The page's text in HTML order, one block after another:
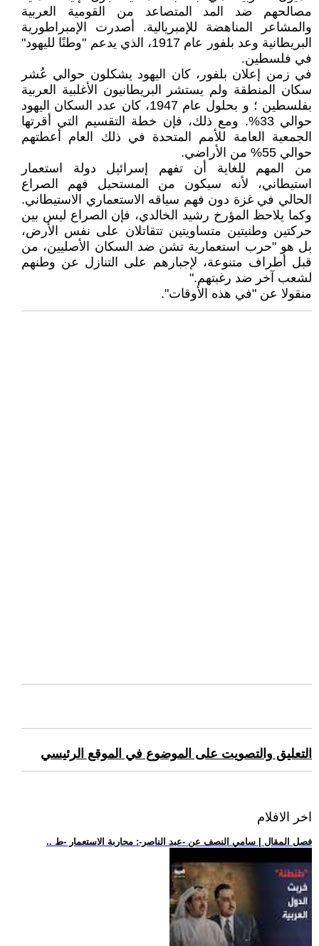
مصالحهم ضد المد المتصاعد من القومية العربية
والمشاعر المناهضة للإمبريالية. أصدرت الإمبراطورية
البريطانية وعد بلفور عام 1917، الذي يدعم "وطنًا لليهود"
في فلسطين.
في زمن إعلان بلفور، كان اليهود يشكلون حوالي عُشر
سكان المنطقة ولم يستشر البريطانيون الأغلبية العربية
بفلسطين ؛ و بحلول عام 1947، كان عدد السكان اليهود
حوالي 33%. ومع ذلك، فإن خطة التقسيم التي أقرتها
الجمعية العامة للأمم المتحدة في ذلك العام أعطتهم
حوالي 55% من الأراضي.
من المهم للغاية أن تفهم إسرائيل دولة استعمار
استيطاني، لأنه سيكون من المستحيل فهم الصراع
الحالي في غزة دون فهم سياقه الاستعماري الاستيطاني.
وكما يلاحظ المؤرخ رشيد الخالدي، فإن الصراع ليس بين
حركتين وطنيتين متساويتين تتقاتلان على نفس الأرض،
بل هو "حرب استعمارية تشن ضد السكان الأصليين، من
قبل أطراف متنوعة، لإجبارهم على التنازل عن وطنهم
لشعب آخر ضد رغبتهم."
منقولا عن "في هذه الأوقات".
التعليق والتصويت على الموضوع في الموقع الرئيسي
اخر الافلام
.. فصل المقال | سامي النصف عن -عبد الناصر-: محاربة الاستعمار -ط